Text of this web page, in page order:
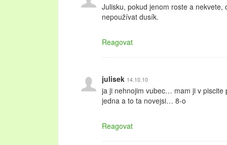
Julisku, pokud jenom roste a
nepoužívat dusík.
Reagovat
julisek 14.10.10
ja ji nehnojim vubec… mam ji v
jedna a to ta novejsi… 8-o
Reagovat